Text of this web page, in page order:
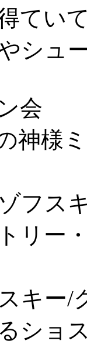
てい
シュ
会
神様
フス
リー
キー/
ショ